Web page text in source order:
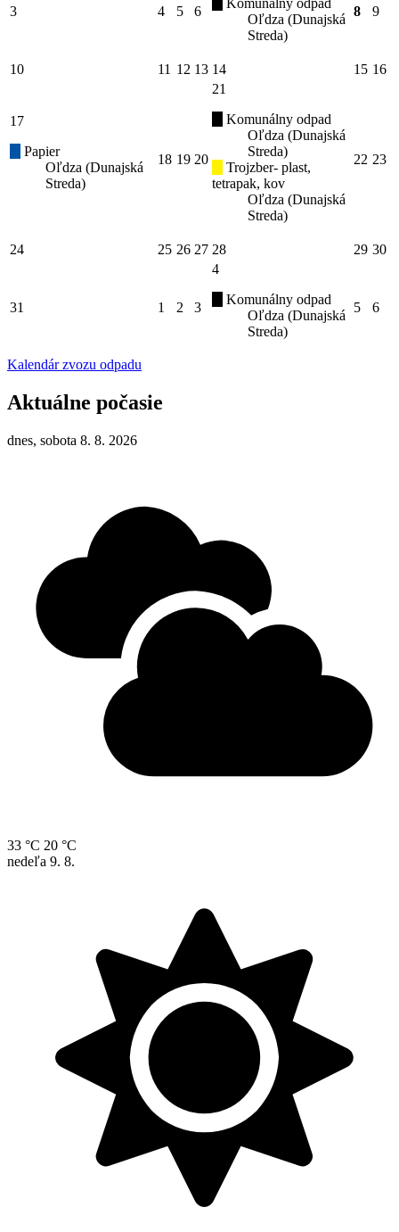
3 4 5 6
Komunálny odpad
Oľdza (Dunajská
Streda)
8 9
10 11 12 13 14 15 16
17
Papier
Oľdza (Dunajská
Streda)
18 19 20
21
Komunálny odpad
Oľdza (Dunajská
Streda)
Trojzber- plast,
tetrapak, kov
Oľdza (Dunajská
Streda)
22 23
24 25 26 27 28 29 30
31 1 2 3
4
Komunálny odpad
Oľdza (Dunajská
Streda)
5 6
Kalendár zvozu odpadu
Aktuálne počasie
dnes, sobota 8. 8. 2026
33 °C 20 °C
nedeľa 9. 8.